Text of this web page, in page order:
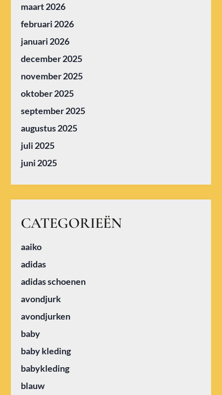
maart 2026
februari 2026
januari 2026
december 2025
november 2025
oktober 2025
september 2025
augustus 2025
juli 2025
juni 2025
CATEGORIEËN
aaiko
adidas
adidas schoenen
avondjurk
avondjurken
baby
baby kleding
babykleding
blauw